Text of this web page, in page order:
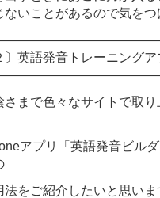
ないことがあるので気を
〕英語発音トレーニング
さまで色々なサイトで取
アプリ「英語発音ビル
法をご紹介したいと思いま